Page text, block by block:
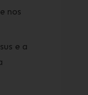
nos
e a